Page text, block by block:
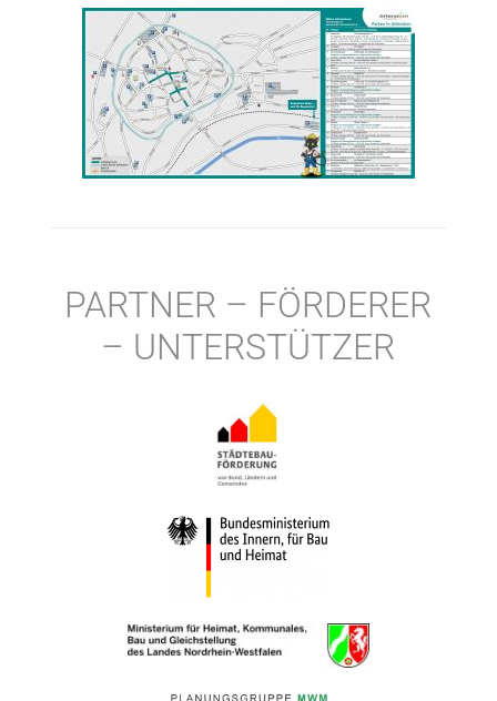
PARTNER – FÖRDERER
– UNTERSTÜTZER